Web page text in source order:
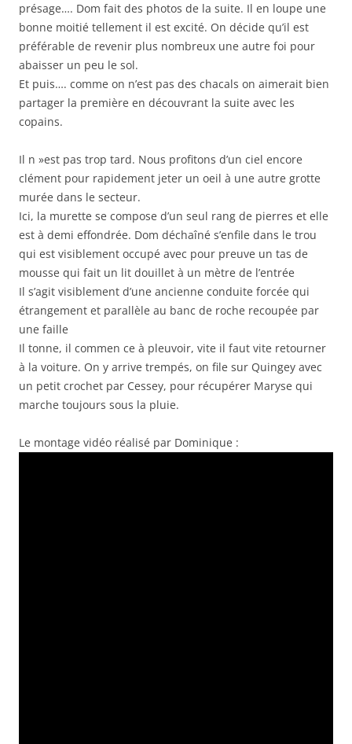
présage…. Dom fait des photos de la suite. Il en loupe une
bonne moitié tellement il est excité. On décide qu’il est
préférable de revenir plus nombreux une autre foi pour
abaisser un peu le sol.
Et puis…. comme on n’est pas des chacals on aimerait bien
partager la première en découvrant la suite avec les
copains.
Il n »est pas trop tard. Nous profitons d’un ciel encore
clément pour rapidement jeter un oeil à une autre grotte
murée dans le secteur.
Ici, la murette se compose d’un seul rang de pierres et elle
est à demi effondrée. Dom déchaîné s’enfile dans le trou
qui est visiblement occupé avec pour preuve un tas de
mousse qui fait un lit douillet à un mètre de l’entrée
Il s’agit visiblement d’une ancienne conduite forcée qui
étrangement et parallèle au banc de roche recoupée par
une faille
Il tonne, il commen ce à pleuvoir, vite il faut vite retourner
à la voiture. On y arrive trempés, on file sur Quingey avec
un petit crochet par Cessey, pour récupérer Maryse qui
marche toujours sous la pluie.
Le montage vidéo réalisé par Dominique :